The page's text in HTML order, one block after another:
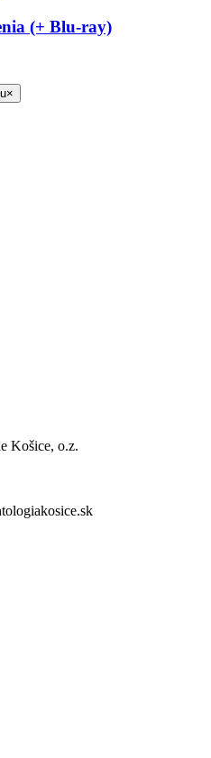
(+ Blu-ray)
×
Košice, o.z.